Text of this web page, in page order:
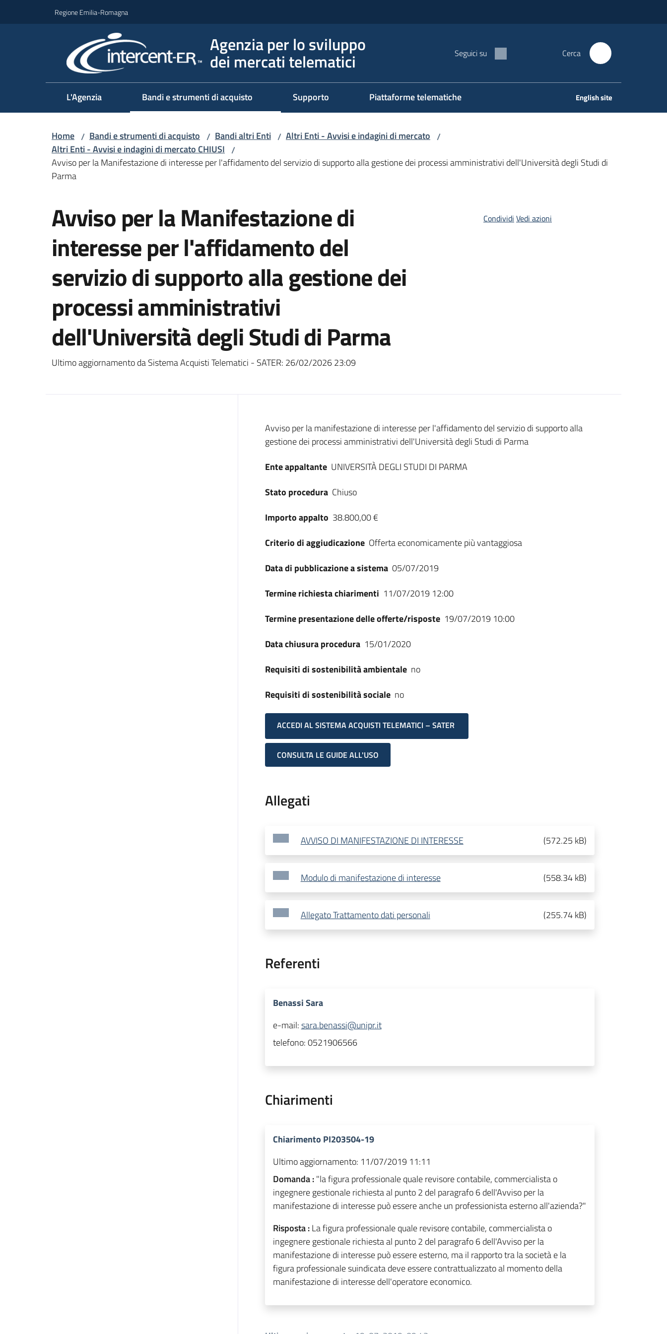
Regione Emilia-Romagna
Agenzia per lo sviluppo
dei mercati telematici Seguici su Cerca
L'Agenzia Bandi e strumenti di acquisto Supporto Piattaforme telematiche English site
Home / Bandi e strumenti di acquisto / Bandi altri Enti / Altri Enti - Avvisi e indagini di mercato /
Altri Enti - Avvisi e indagini di mercato CHIUSI /
Avviso per la Manifestazione di interesse per l'affidamento del servizio di supporto alla gestione dei processi amministrativi dell'Università degli Studi di
Parma
Avviso per la Manifestazione di
interesse per l'affidamento del
servizio di supporto alla gestione dei
processi amministrativi
dell'Università degli Studi di Parma
Ultimo aggiornamento da Sistema Acquisti Telematici - SATER: 26/02/2026 23:09
Condividi Vedi azioni
Dati del bando
Avviso per la manifestazione di interesse per l'affidamento del servizio di supporto alla
gestione dei processi amministrativi dell'Università degli Studi di Parma
Ente appaltante UNIVERSITÀ DEGLI STUDI DI PARMA
Stato procedura Chiuso
Importo appalto 38.800,00 €
Criterio di aggiudicazione Offerta economicamente più vantaggiosa
Data di pubblicazione a sistema 05/07/2019
Termine richiesta chiarimenti 11/07/2019 12:00
Termine presentazione delle offerte/risposte 19/07/2019 10:00
Data chiusura procedura 15/01/2020
Requisiti di sostenibilità ambientale no
Requisiti di sostenibilità sociale no
ACCEDI AL SISTEMA ACQUISTI TELEMATICI – SATER
CONSULTA LE GUIDE ALL'USO
Allegati
AVVISO DI MANIFESTAZIONE DI INTERESSE (572.25 kB)
Modulo di manifestazione di interesse (558.34 kB)
Allegato Trattamento dati personali (255.74 kB)
Referenti
Benassi Sara
e-mail:sara.benassi@unipr.it
telefono:0521906566
Chiarimenti
Chiarimento PI203504-19
Ultimo aggiornamento: 11/07/2019 11:11
Domanda :"la figura professionale quale revisore contabile, commercialista o
ingegnere gestionale richiesta al punto 2 del paragrafo 6 dell'Avviso per la
manifestazione di interesse può essere anche un professionista esterno all'azienda?"
Risposta :La figura professionale quale revisore contabile, commercialista o
ingegnere gestionale richiesta al punto 2 del paragrafo 6 dell'Avviso per la
manifestazione di interesse può essere esterno, ma il rapporto tra la società e la
figura professionale suindicata deve essere contrattualizzato al momento della
manifestazione di interesse dell'operatore economico.